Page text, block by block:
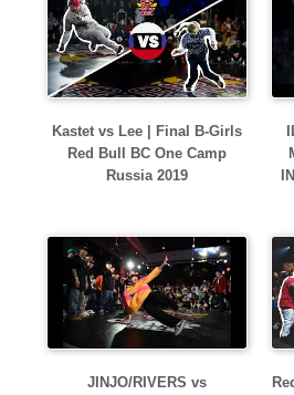
Kastet vs Lee | Final B-Girls
Red Bull BC One Camp
Russia 2019
JINJO/RIVERS vs